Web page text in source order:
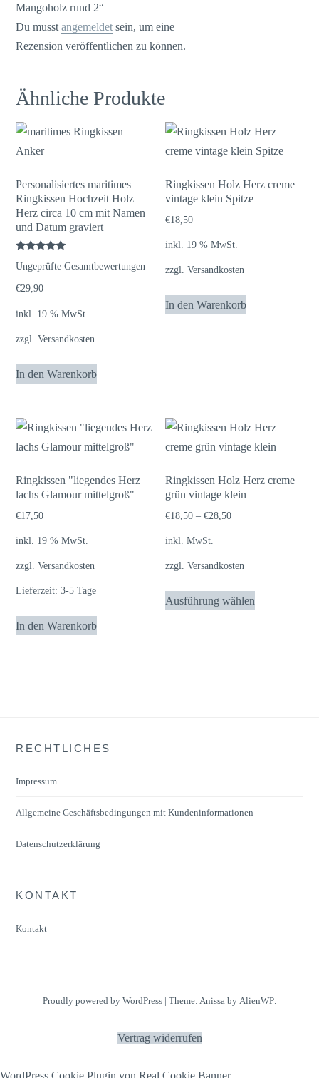
Mangoholz rund 2“
Du musstangemeldet sein, um eine
Rezension veröffentlichen zu können.
Ähnliche Produkte
Personalisiertes maritimes
Ringkissen Hochzeit Holz
Herz circa 10 cm mit Namen
und Datum graviert
mit
von 5
Ungeprüfte Gesamtbewertungen
€29,90
inkl. 19 % MwSt.
zzgl.Versandkosten
In den Warenkorb
Ringkissen Holz Herz creme
vintage klein Spitze
€18,50
inkl. 19 % MwSt.
zzgl.Versandkosten
In den Warenkorb
Ringkissen "liegendes Herz
lachs Glamour mittelgroß"
€17,50
inkl. 19 % MwSt.
zzgl.Versandkosten
Lieferzeit:3-5 Tage
In den Warenkorb
Ringkissen Holz Herz creme
grün vintage klein
€18,50 –€28,50
inkl. MwSt.
zzgl.Versandkosten
Ausführung wählen
Dieses
Produkt
RECHTLICHES
Impressum
Allgemeine Geschäftsbedingungen mit Kundeninformationen
Datenschutzerklärung
KONTAKT
Kontakt
Proudly powered by WordPress | Theme: Anissa by AlienWP.
Vertrag widerrufen
WordPress Cookie Plugin von Real Cookie Banner